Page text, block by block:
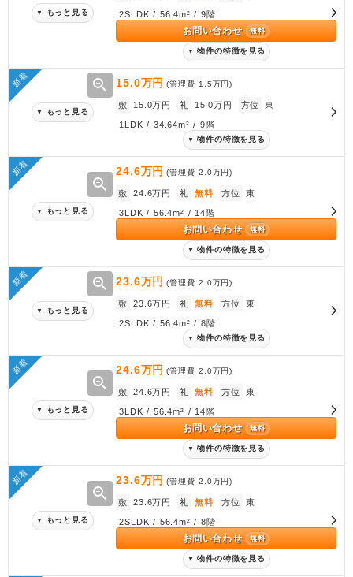
▼ もっと見る 2SLDK / 56.4m² / 9階
お問い合わせ 無料
▼ 物件の特徴を見る
新着 zoom_in
▼ もっと見る
15.0万円 (管理費 1.5万円)
敷 15.0万円 礼 15.0万円 方位 東
1LDK / 34.64m² / 9階
▼ 物件の特徴を見る
新着
zoom_in
▼ もっと見る
24.6万円 (管理費2.0万円)
敷 24.6万円 礼 無料 方位 東
3LDK / 56.4m² / 14階
お問い合わせ 無料
▼ 物件の特徴を見る
新着 zoom_in
▼ もっと見る
23.6万円 (管理費2.0万円)
敷 23.6万円 礼 無料 方位 東
2SLDK / 56.4m² / 8階
▼ 物件の特徴を見る
新着
zoom_in
▼ もっと見る
24.6万円 (管理費2.0万円)
敷 24.6万円 礼 無料 方位 東
3LDK / 56.4m² / 14階
お問い合わせ 無料
▼ 物件の特徴を見る
新着
zoom_in
▼ もっと見る
23.6万円 (管理費2.0万円)
敷 23.6万円 礼 無料 方位 東
2SLDK / 56.4m² / 8階
お問い合わせ 無料
▼ 物件の特徴を見る